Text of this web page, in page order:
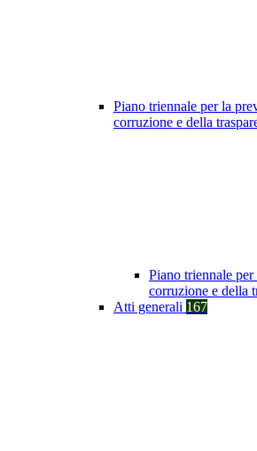
Piano triennale per la
corruzione e della
Piano triennale
corruzione e della
Atti generali 167